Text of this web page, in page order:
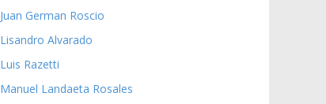
Juan German Roscio
Lisandro Alvarado
Luis Razetti
Manuel Landaeta Rosales